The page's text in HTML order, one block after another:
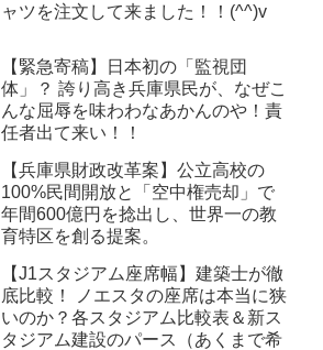
ャツを注文して来ました！！(^^)v
【緊急寄稿】日本初の「監視団
体」？ 誇り高き兵庫県民が、なぜこ
んな屈辱を味わわなあかんのや！責
任者出て来い！！
【兵庫県財政改革案】公立高校の
100%民間開放と「空中権売却」で
年間600億円を捻出し、世界一の教
育特区を創る提案。
【J1スタジアム座席幅】建築士が徹
底比較！ ノエスタの座席は本当に狭
いのか？各スタジアム比較表＆新ス
タジアム建設のパース（あくまで希